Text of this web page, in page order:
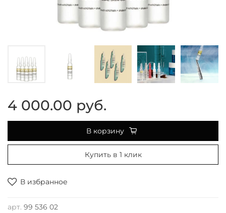
В избранное
арт. 99 536 02
4 000.00 руб.
В корзину
Купить в 1 клик